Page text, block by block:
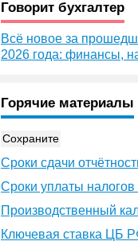
Говорит бухгалтер
Всё новое за
2026 года: финансы,
Горячие материалы
Сохраните
Сроки сдачи
Сроки уплаты налогов
Производственный
Ключевая ставка ЦБ